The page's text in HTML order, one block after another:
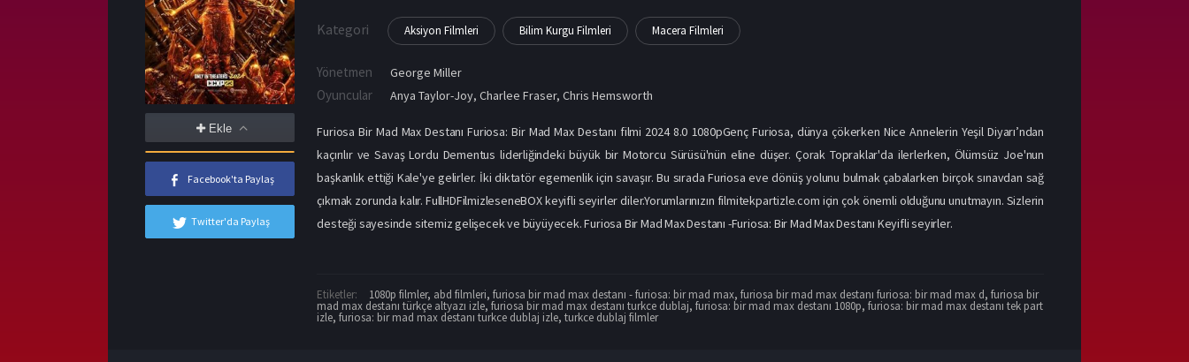
Ekle
Facebook'ta Paylaş
Twitter'da Paylaş
Kategori Aksiyon Filmleri Bilim Kurgu Filmleri Macera Filmleri
Yönetmen George Miller
Oyuncular Anya Taylor-Joy,Charlee Fraser,Chris Hemsworth
Furiosa Bir Mad Max Destanı Furiosa: Bir Mad Max Destanı filmi 2024 8.0 1080pGenç Furiosa, dünya çökerken Nice Annelerin Yeşil Diyarı’ndan
kaçırılır ve Savaş Lordu Dementus liderliğindeki büyük bir Motorcu Sürüsü'nün eline düşer. Çorak Topraklar'da ilerlerken, Ölümsüz Joe'nun
başkanlık ettiği Kale'ye gelirler. İki diktatör egemenlik için savaşır. Bu sırada Furiosa eve dönüş yolunu bulmak çabalarken birçok sınavdan sağ
çıkmak zorunda kalır. FullHDFilmizleseneBOX keyifli seyirler diler.Yorumlarınızın filmitekpartizle.com için çok önemli olduğunu unutmayın. Sizlerin
desteği sayesinde sitemiz gelişecek ve büyüyecek. Furiosa Bir Mad Max Destanı -Furiosa: Bir Mad Max Destanı Keyifli seyirler.
Etiketler: 1080p filmler, abd filmleri,furiosa bir mad max destanı - furiosa: bir mad max,furiosa bir mad max destanı furiosa: bir mad max d,furiosa bir
mad max destanı türkçe altyazı izle,furiosa bir mad max destanı turkce dublaj,furiosa: bir mad max destanı 1080p,furiosa: bir mad max destanı tek part
izle,furiosa: bir mad max destanı turkce dublaj izle,turkce dublaj filmler